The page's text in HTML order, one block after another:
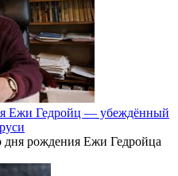
Ежи Гедройц — убеждённый
дня рождения Ежи Гедройца